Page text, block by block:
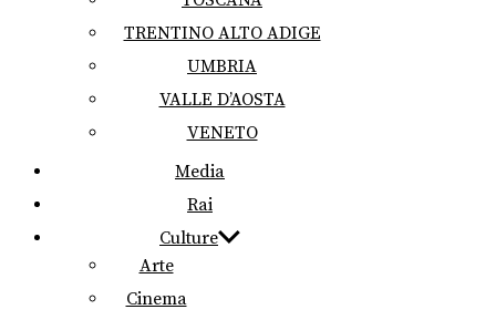
TRENTINO ALTO ADIGE
UMBRIA
VALLE D’AOSTA
VENETO
Media
Rai
Culture
Arte
Cinema